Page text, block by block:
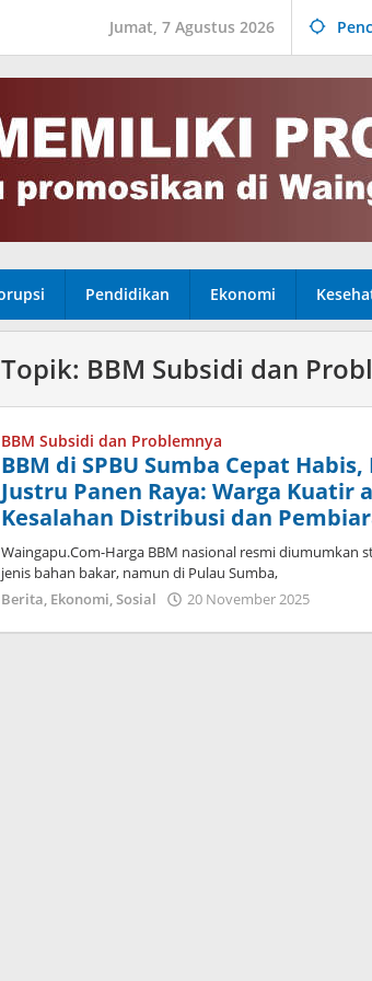
Jumat, 7 Agustus 2026
Pendidikan Ekonomi
Topik: BBM Subsidi dan
BBM Subsidi dan Problemnya
BBM di SPBU Sumba Cepat Habis,
Justru Panen Raya: Warga Kuatir
Kesalahan Distribusi dan
Waingapu.Com-Harga BBM nasional resmi diumumkan
jenis bahan bakar, namun di Pulau Sumba,
Berita, Ekonomi,Sosial 20 November 2025
Umbu